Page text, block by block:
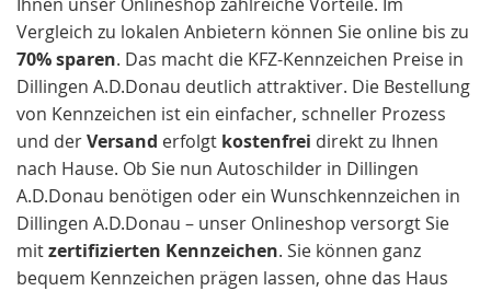
Vergleich zu lokalen Anbietern können Sie online bis zu
70% sparen. Das macht die KFZ-Kennzeichen Preise in
Dillingen A.D.Donau deutlich attraktiver. Die Bestellung
von Kennzeichen ist ein einfacher, schneller Prozess
und derVersand erfolgt kostenfrei direkt zu Ihnen
nach Hause. Ob Sie nun Autoschilder in Dillingen
A.D.Donau benötigen oder ein Wunschkennzeichen in
Dillingen A.D.Donau – unser Onlineshop versorgt Sie
mitzertifizierten Kennzeichen. Sie können ganz
bequem Kennzeichen prägen lassen, ohne das Haus